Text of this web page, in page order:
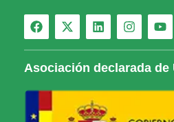
Asociación declarada